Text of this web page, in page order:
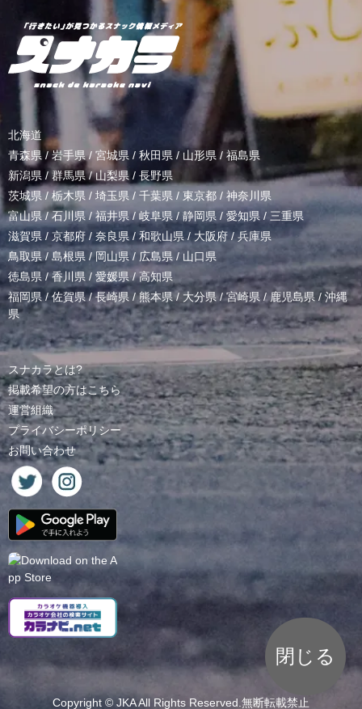
北海道
青森県 / 岩手県/ 宮城県 / 秋田県 / 山形県/ 福島県
新潟県 /群馬県/山梨県 / 長野県
茨城県 / 栃木県 / 埼玉県 / 千葉県 / 東京都 / 神奈川県
富山県 /石川県/福井県/岐阜県 / 静岡県 / 愛知県 / 三重県
滋賀県 / 京都府 / 奈良県 / 和歌山県/ 大阪府 /兵庫県
鳥取県/ 島根県 /岡山県/ 広島県 / 山口県
徳島県 /香川県 / 愛媛県/高知県
福岡県/佐賀県/長崎県 /熊本県/ 大分県/宮崎県 /鹿児島県 / 沖縄
県
スナカラとは?
掲載希望の方はこちら
運営組織
プライバシーポリシー
お問い合わせ
Copyright © JKAAll Rights Reserved.無断転載禁止
閉じる